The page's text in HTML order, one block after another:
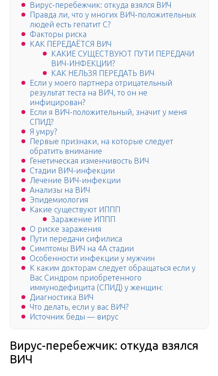
Вирус-перебежчик: откуда взялся ВИЧ
Правда ли, что у многих ВИЧ-положительных
людей есть гепатит С?
Факторы риска
КАК ПЕРЕДАЁТСЯ ВИЧ
КАКИЕ СУЩЕСТВУЮТ ПУТИ ПЕРЕДАЧИ
ВИЧ-ИНФЕКЦИИ?
КАК НЕЛЬЗЯ ПЕРЕДАТЬ ВИЧ
Если у моего партнера отрицательный
результат теста на ВИЧ, то он не
инфицирован?
Если я ВИЧ-положительный, значит у меня
СПИД?
Я умру?
Первые признаки, на которые следует
обратить внимание
Генетическая изменчивость ВИЧ
Стадии ВИЧ-инфекции
Лечение ВИЧ-инфекции
Анализы на ВИЧ
Эпидемиология
Какие существуют ИППП
Заражение ИППП
О риске заражения
Пути передачи сифилиса
Симптомы ВИЧ на 4А стадии
Особенности инфекции у мужчин
К каким докторам следует обращаться если у
Вас Синдром приобретенного
иммунодефицита (СПИД) у женщин:
Диагностика ВИЧ
Что делать, если у вас ВИЧ?
Источник беды — вирус
Вирус-перебежчик: откуда взялся
ВИЧ